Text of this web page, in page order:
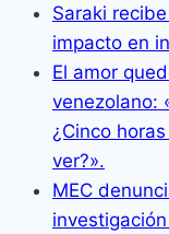
Saraki
impacto en
El amor
venezolano:
¿Cinco
ver?».
MEC